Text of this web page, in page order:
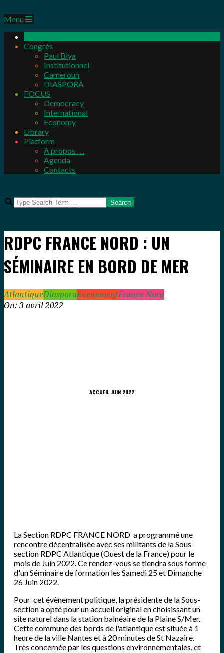
Primary
Menu
Menu
Congrès
Paul Biya
Institutionnel
Cameroun
DIASPORA
FOCUS
Democracy
International
Economy
Library
Platform
A propos . . .
Agenda
Contacts
Search
RDPC FRANCE NORD : UN
SÉMINAIRE EN BORD DE MER
AtlantiqueDiasporaEvenementFrance Nord
On: 3 avril 2022
ACCUEIL JUIN 2022
La Section RDPC FRANCE NORD a programmé une
rencontre décentralisée avec ses militants de la Sous-
section RDPC Atlantique (Ouest de la France) pour le
mois de Juin 2022. Ce rendez-vous se tiendra sous forme
d'un Séminaire de formation les Samedi 25 et Dimanche
26 Juin 2022.
Pour cet évènement politique, la présidente de la Sous-
section a opté pour un accueil original en choisissant un
site naturel dans la station balnéaire de la Plaine S/Mer.
Cette commune des bords de l'atlantique est située à 1
heure de la ville Nantes et à 20 minutes de St Nazaire.
Très concernée par les questions environnementales, et